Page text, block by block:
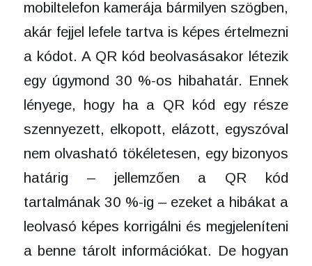
mobiltelefon kamerája bármilyen szögben,
akár fejjel lefele tartva is képes értelmezni
a kódot. A QR kód beolvasásakor létezik
egy úgymond 30 %-os hibahatár. Ennek
lényege, hogy ha a QR kód egy része
szennyezett, elkopott, elázott, egyszóval
nem olvasható tökéletesen, egy bizonyos
határig – jellemzően a QR kód
tartalmának 30 %-ig – ezeket a hibákat a
leolvasó képes korrigálni és megjeleníteni
a benne tárolt információkat. De hogyan